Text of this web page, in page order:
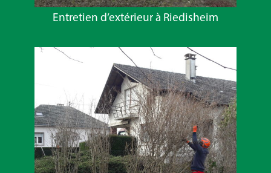
Entretien d’extérieur à Riedisheim